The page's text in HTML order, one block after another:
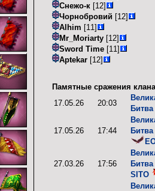
Снежо-к [12]
Чорнобровий [12]
Alhim [11]
Mr_Moriarty [12]
Sword Time [11]
Aptekar [12]
Памятные сражения
17.05.26
20:03
Битва
17.05.26 17:44
Битва
27.03.26 17:56
Битва
SITO